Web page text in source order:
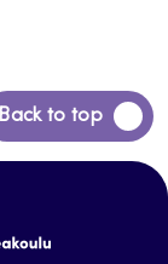
Back to top
Siirry
takaisin